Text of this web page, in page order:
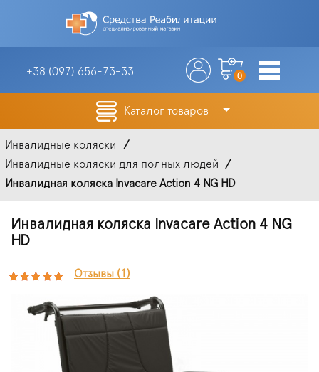
+38 (097) 656-73-33 0
Каталог товаров
Инвалидные коляски
Инвалидные коляски для полных людей
Инвалидная коляска Invacare Action 4 NG HD
Инвалидная коляска Invacare Action 4 NG
HD
Отзывы (1)